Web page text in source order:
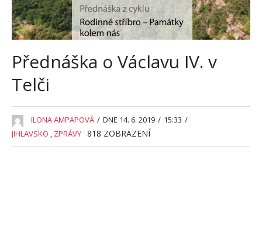
Přednáška o Václavu IV. v
Telči
ILONA AMPAPOVÁ / DNE 14. 6. 2019 / 15:33 /
JIHLAVSKO , ZPRÁVY 818 ZOBRAZENÍ